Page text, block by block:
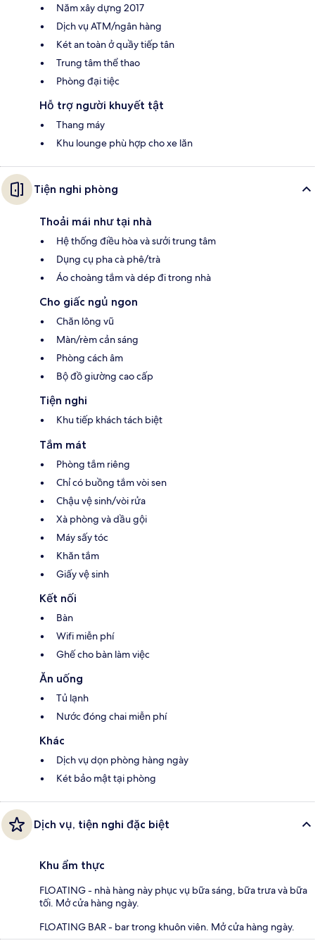
Năm xây dựng 2017
Dịch vụ ATM/ngân hàng
Két an toàn ở quầy tiếp tân
Trung tâm thể thao
Phòng đại tiệc
Hỗ trợ người khuyết tật
Thang máy
Khu lounge phù hợp cho xe lăn
Tiện nghi phòng
Thoải mái như tại nhà
Hệ thống điều hòa và sưởi trung tâm
Dụng cụ pha cà phê/trà
Áo choàng tắm và dép đi trong nhà
Cho giấc ngủ ngon
Chăn lông vũ
Màn/rèm cản sáng
Phòng cách âm
Bộ đồ giường cao cấp
Tiện nghi
Khu tiếp khách tách biệt
Tắm mát
Phòng tắm riêng
Chỉ có buồng tắm vòi sen
Chậu vệ sinh/vòi rửa
Xà phòng và dầu gội
Máy sấy tóc
Khăn tắm
Giấy vệ sinh
Kết nối
Bàn
Wifi miễn phí
Ghế cho bàn làm việc
Ăn uống
Tủ lạnh
Nước đóng chai miễn phí
Khác
Dịch vụ dọn phòng hàng ngày
Két bảo mật tại phòng
Dịch vụ, tiện nghi đặc biệt
Khu ẩm thực
FLOATING - nhà hàng này phục vụ bữa sáng, bữa trưa và bữa
tối. Mở cửa hàng ngày.
FLOATING BAR - bar trong khuôn viên. Mở cửa hàng ngày.